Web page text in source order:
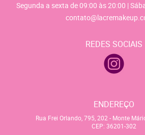
Segunda a sexta de 09:00 às 20:00 |
REDES SOCIAIS
ENDEREÇO
Rua Frei Orlando, 795, 202 - Monte
CEP: 36201-302